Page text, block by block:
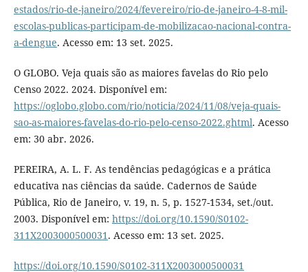
estados/rio-de-janeiro/2024/fevereiro/rio-de-janeiro-4-8-mil-
escolas-publicas-participam-de-mobilizacao-nacional-contra-
a-dengue. Acesso em: 13 set. 2025.
O GLOBO. Veja quais são as maiores favelas do Rio pelo
Censo 2022. 2024. Disponível em:
https://oglobo.globo.com/rio/noticia/2024/11/08/veja-quais-
sao-as-maiores-favelas-do-rio-pelo-censo-2022.ghtml. Acesso
em: 30 abr. 2026.
PEREIRA, A. L. F. As tendências pedagógicas e a prática
educativa nas ciências da saúde. Cadernos de Saúde
Pública, Rio de Janeiro, v. 19, n. 5, p. 1527-1534, set./out.
2003. Disponível em: https://doi.org/10.1590/S0102-
311X2003000500031 . Acesso em: 13 set. 2025.
https://doi.org/10.1590/S0102-311X2003000500031